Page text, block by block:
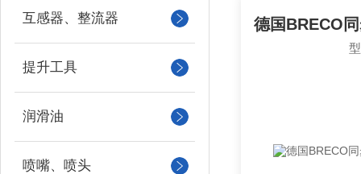
互感器、整流器
提升工具
润滑油
喷嘴、喷头